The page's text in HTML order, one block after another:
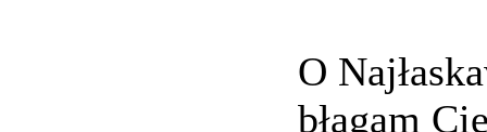
O
błagam